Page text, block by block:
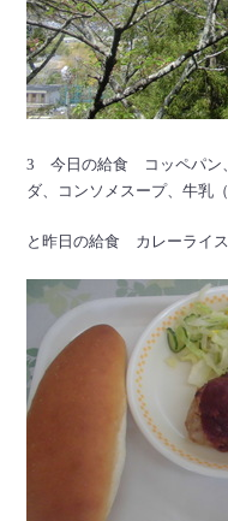
3 今日の給食 コッペパン
ダ、コンソメスープ、牛乳（
と昨日の給食 カレーライス